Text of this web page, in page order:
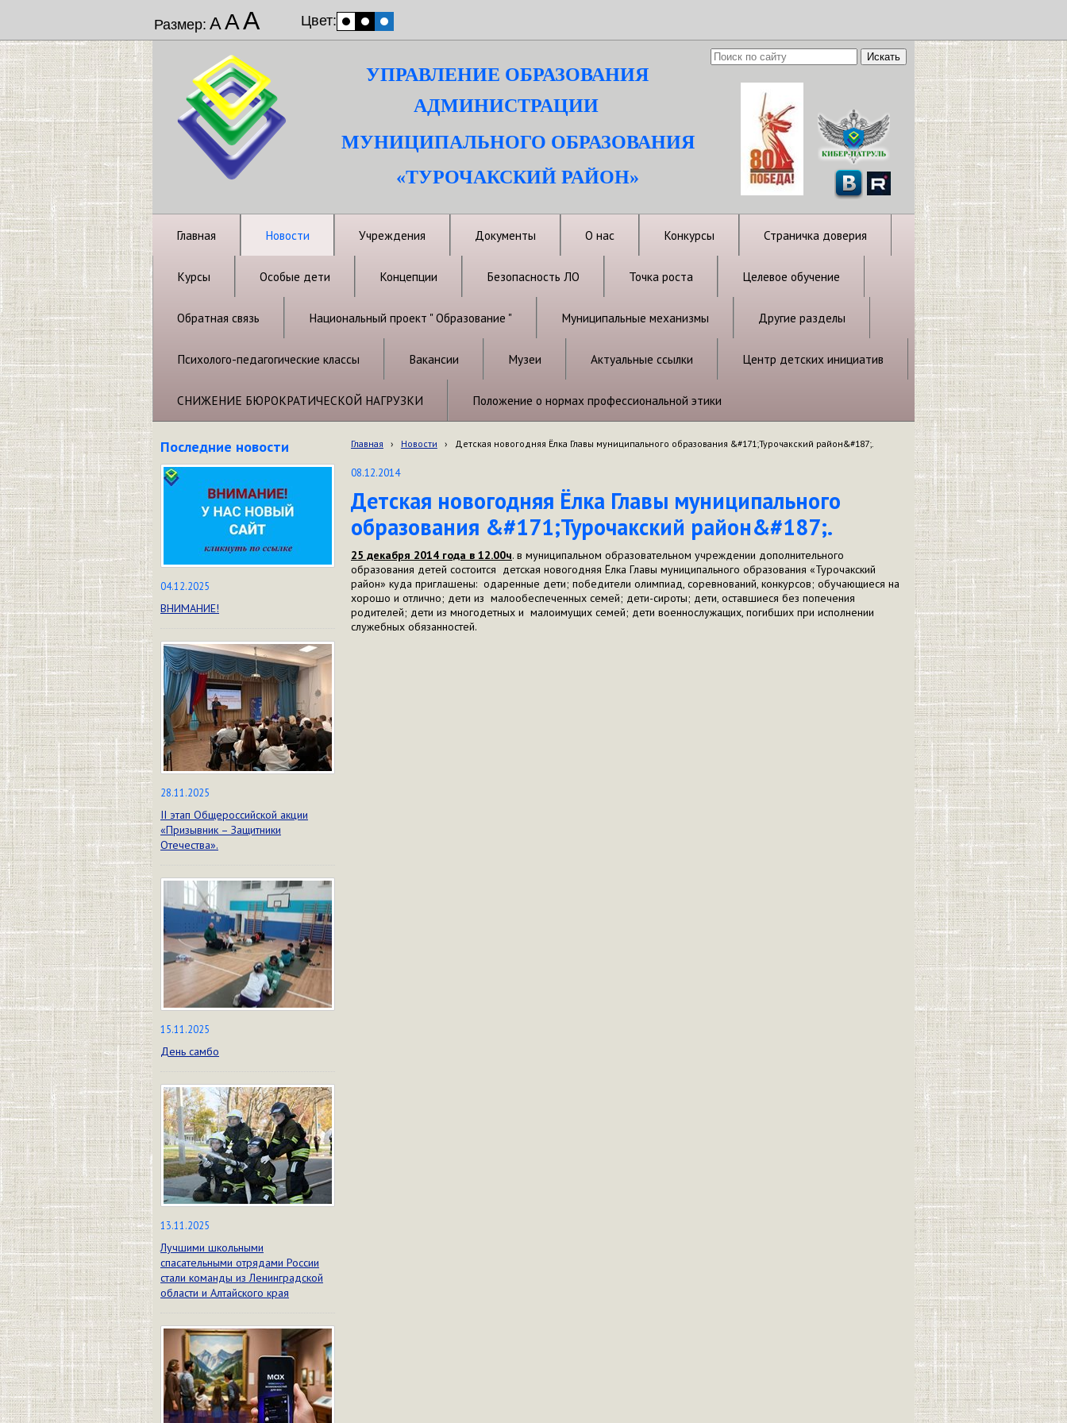
Размер: ААА Цвет:
УПРАВЛЕНИЕ ОБРАЗОВАНИЯ
АДМИНИСТРАЦИИ
МУНИЦИПАЛЬНОГО ОБРАЗОВАНИЯ
«ТУРОЧАКСКИЙ РАЙОН»
Главная Новости Учреждения Документы О нас Конкурсы Страничка доверия
Курсы Особые дети Концепции Безопасность ЛО Точка роста Целевое обучение
Обратная связь Национальный проект " Образование " Муниципальные механизмы Другие разделы
Психолого-педагогические классы Вакансии Музеи Актуальные ссылки Центр детских инициатив
СНИЖЕНИЕ БЮРОКРАТИЧЕСКОЙ НАГРУЗКИ Положение о нормах профессиональной этики
Последние новости
04.12.2025
ВНИМАНИЕ!
28.11.2025
II этап Общероссийской акции
«Призывник – Защитники
Отечества».
15.11.2025
День самбо
13.11.2025
Лучшими школьными
спасательными отрядами России
стали команды из Ленинградской
области и Алтайского края
Главная › Новости › Детская новогодняя Ёлка Главы муниципального образования &#171;Турочакский район&#187;.
08.12.2014
Детская новогодняя Ёлка Главы муниципального
образования &#171;Турочакский район&#187;.
25 декабря 2014 года в 12.00ч. в муниципальном образовательном учреждении дополнительного
образования детей состоится детская новогодняя Ёлка Главы муниципального образования «Турочакский
район» куда приглашены: одаренные дети; победители олимпиад, соревнований, конкурсов; обучающиеся на
хорошо и отлично; дети из малообеспеченных семей; дети-сироты; дети, оставшиеся без попечения
родителей; дети из многодетных и малоимущих семей; дети военнослужащих, погибших при исполнении
служебных обязанностей.